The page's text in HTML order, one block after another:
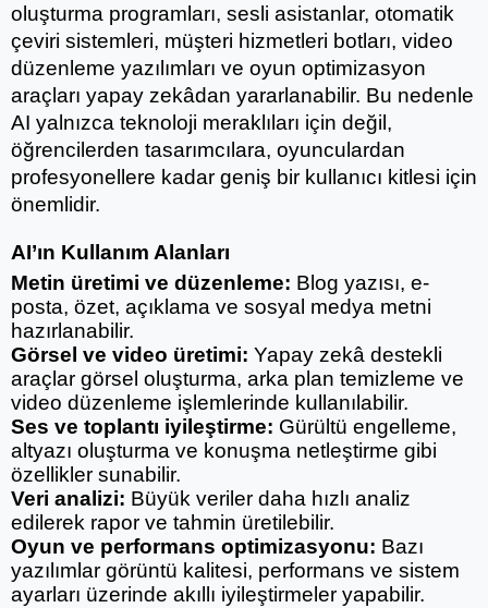
oluşturma programları, sesli asistanlar, otomatik
çeviri sistemleri, müşteri hizmetleri botları, video
düzenleme yazılımları ve oyun optimizasyon
araçları yapay zekâdan yararlanabilir. Bu nedenle
AI yalnızca teknoloji meraklıları için değil,
öğrencilerden tasarımcılara, oyunculardan
profesyonellere kadar geniş bir kullanıcı kitlesi için
önemlidir.
AI’ın Kullanım Alanları
Metin üretimi ve düzenleme: Blog yazısı, e-
posta, özet, açıklama ve sosyal medya metni
hazırlanabilir.
Görsel ve video üretimi: Yapay zekâ destekli
araçlar görsel oluşturma, arka plan temizleme ve
video düzenleme işlemlerinde kullanılabilir.
Ses ve toplantı iyileştirme: Gürültü engelleme,
altyazı oluşturma ve konuşma netleştirme gibi
özellikler sunabilir.
Veri analizi: Büyük veriler daha hızlı analiz
edilerek rapor ve tahmin üretilebilir.
Oyun ve performans optimizasyonu: Bazı
yazılımlar görüntü kalitesi, performans ve sistem
ayarları üzerinde akıllı iyileştirmeler yapabilir.